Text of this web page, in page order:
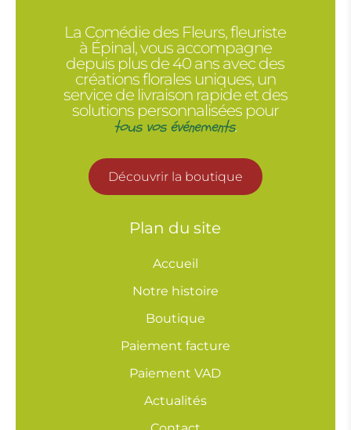
La Comédie des Fleurs, fleuriste
à Épinal, vous accompagne
depuis plus de 40 ans avec des
créations florales uniques, un
service de livraison rapide et des
solutions personnalisées pour
tous vos événements.
Découvrir la boutique
Plan du site
Accueil
Notre histoire
Boutique
Paiement facture
Paiement VAD
Actualités